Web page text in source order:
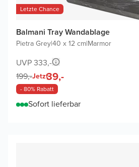
Letzte Chance
Balmani Tray Wandablage
Pietra Grey|40 x 12 cm|Marmor
UVP 333,-
199,-Jetzt39,-
- 80% Rabatt
Sofort lieferbar